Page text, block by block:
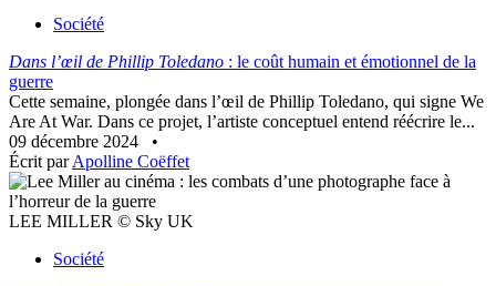
Société
Dans l’œil de Phillip Toledano : le coût humain et émotionnel de la
guerre
Cette semaine, plongée dans l’œil de Phillip Toledano, qui signe We
Are At War. Dans ce projet, l’artiste conceptuel entend réécrire le...
09 décembre 2024
•
Écrit parApolline Coëffet
LEE MILLER © Sky UK
Société